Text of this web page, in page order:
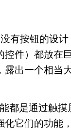
有按钮的设
控件）都放在
露出一个相当
都是通过触
化它们的功能